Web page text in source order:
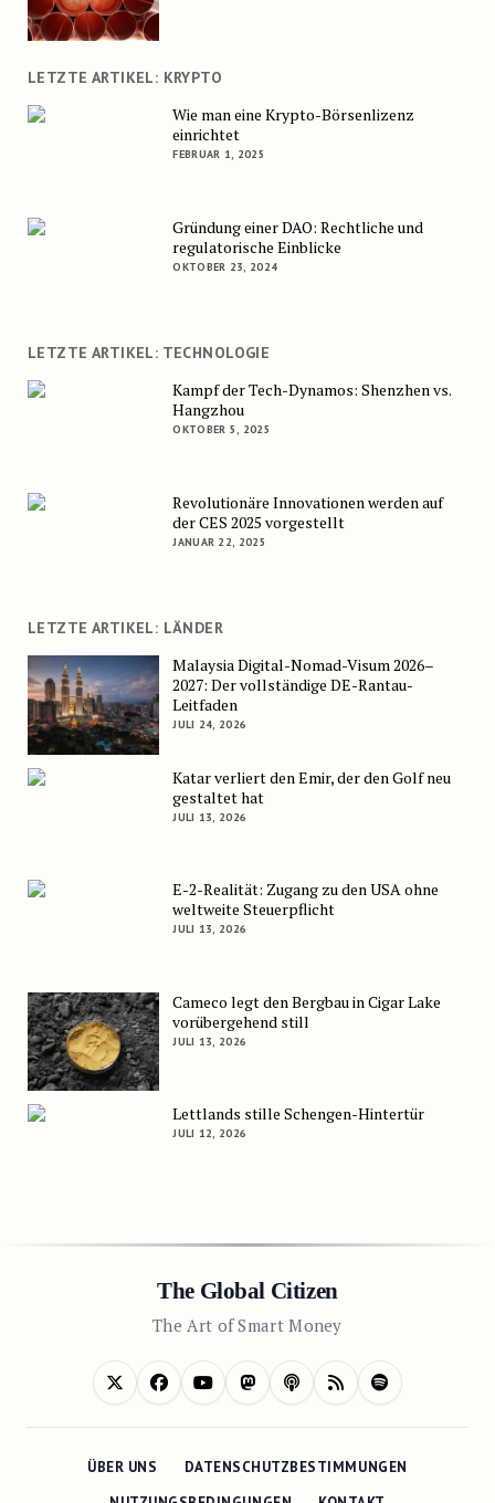
LETZTE ARTIKEL: KRYPTO
Wie man eine Krypto-Börsenlizenz
einrichtet
FEBRUAR 1, 2025
Gründung einer DAO: Rechtliche und
regulatorische Einblicke
OKTOBER 23, 2024
LETZTE ARTIKEL: TECHNOLOGIE
Kampf der Tech-Dynamos: Shenzhen vs.
Hangzhou
OKTOBER 5, 2025
Revolutionäre Innovationen werden auf
der CES 2025 vorgestellt
JANUAR 22, 2025
LETZTE ARTIKEL: LÄNDER
Malaysia Digital-Nomad-Visum 2026–
2027: Der vollständige DE-Rantau-
Leitfaden
JULI 24, 2026
Katar verliert den Emir, der den Golf neu
gestaltet hat
JULI 13, 2026
E-2-Realität: Zugang zu den USA ohne
weltweite Steuerpflicht
JULI 13, 2026
Cameco legt den Bergbau in Cigar Lake
vorübergehend still
JULI 13, 2026
Lettlands stille Schengen-Hintertür
JULI 12, 2026
The Global Citizen
The Art of Smart Money
ÜBER UNS
DATENSCHUTZBESTIMMUNGEN